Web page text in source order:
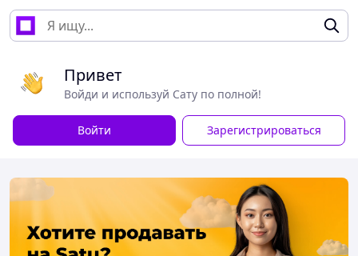
Привет
Войди и используй Сату по полной!
Войти Зарегистрироваться